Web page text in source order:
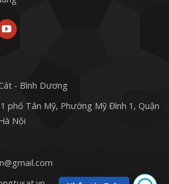
- Bình Dương
phố Tân Mỹ, Phường Mỹ Đình 1, Quận
Nội